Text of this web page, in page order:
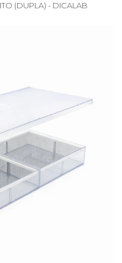
(DUPLA) - DICALAB